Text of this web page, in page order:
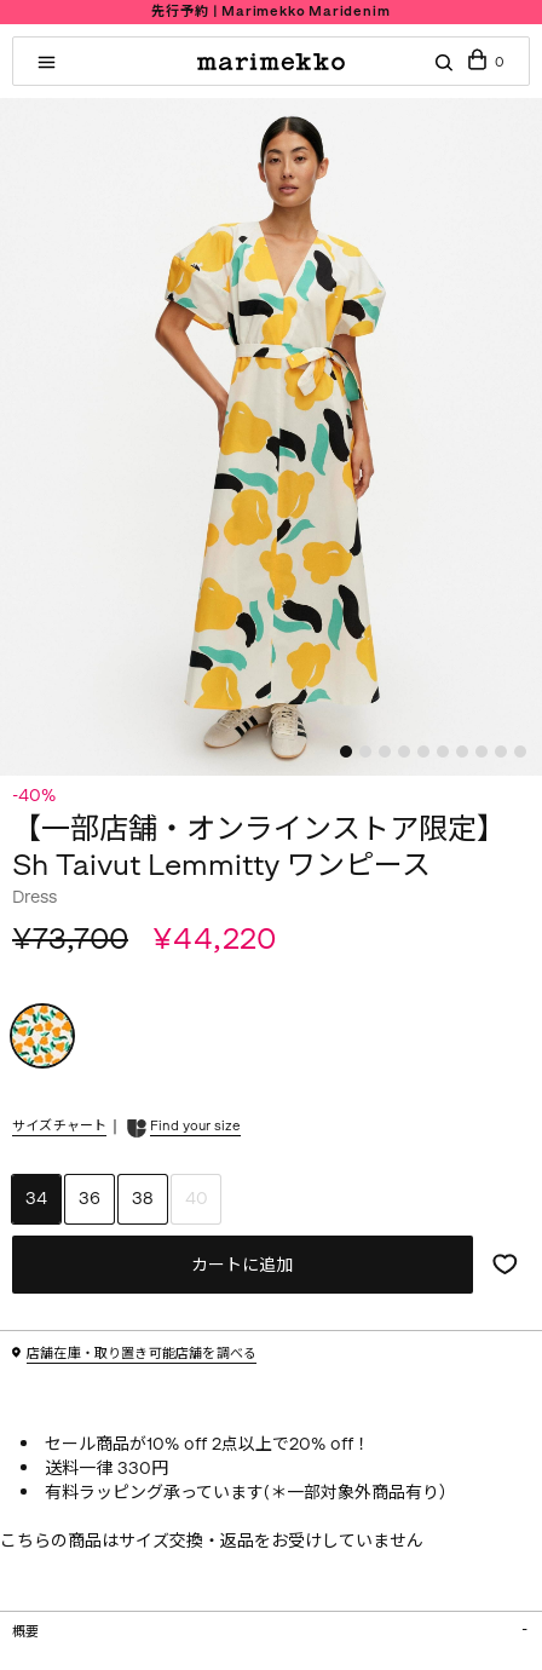
先行予約 | Marimekko Maridenim
0
-40%
【一部店舗・オンラインストア限定】
Sh Taivut Lemmitty ワンピース
Dress
¥73,700 ¥44,220
サイズチャート Find your size
34 36 38 40
カートに追加
店舗在庫・取り置き可能店舗を調べる
セール商品が10% off 2点以上で20% off！
送料一律 330円
有料ラッピング承っています(＊一部対象外商品有り）
こちらの商品はサイズ交換・返品をお受けしていません
概要